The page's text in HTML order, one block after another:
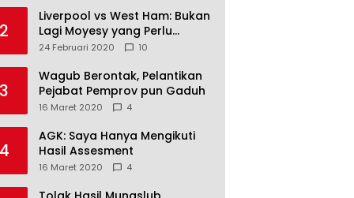
2
Liverpool vs West Ham: Bukan
Lagi Moyesy yang Perlu
Ditakuti
24 Februari 2020 10
3
Wagub Berontak, Pelantikan
Pejabat Pemprov pun Gaduh
16 Maret 2020 4
4
AGK: Saya Hanya Mengikuti
Hasil Assesment
16 Maret 2020 4